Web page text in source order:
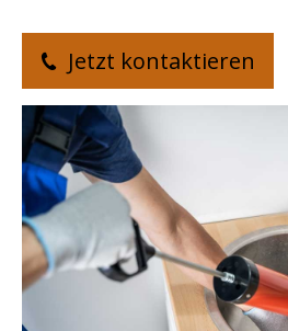
Jetzt kontaktieren